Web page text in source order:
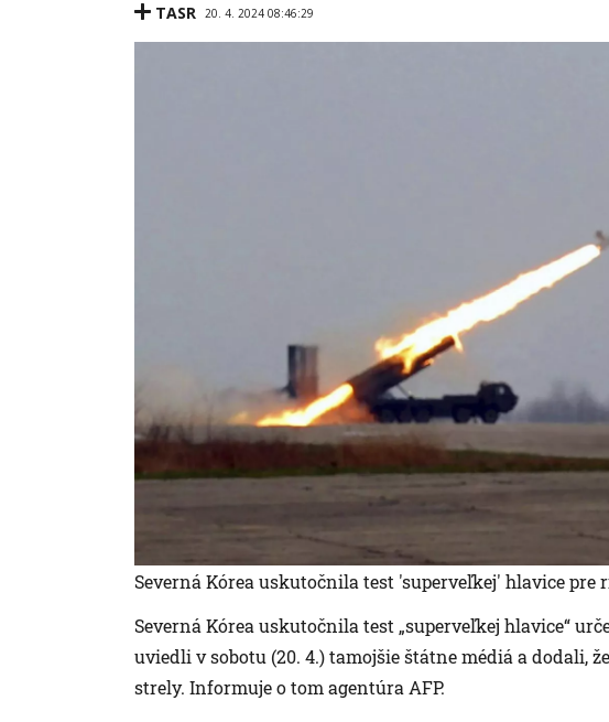
TASR 20. 4. 2024 08:46:29
Severná Kórea uskutočnila test 'superveľkej' hlavice pre
Severná Kórea uskutočnila test „superveľkej hlavice“
uviedli v sobotu (20. 4.) tamojšie štátne médiá a dodali,
strely. Informuje o tom agentúra AFP.